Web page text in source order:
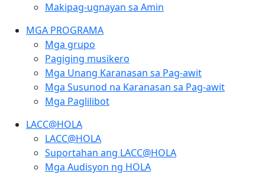
Makipag-ugnayan sa Amin
MGA PROGRAMA
Mga grupo
Pagiging musikero
Mga Unang Karanasan sa Pag-awit
Mga Susunod na Karanasan sa Pag-awit
Mga Paglilibot
LACC@HOLA
LACC@HOLA
Suportahan ang LACC@HOLA
Mga Audisyon ng HOLA